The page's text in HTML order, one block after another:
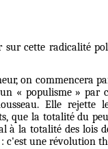
sur cette radicalité
on commencera
un « populisme »
Elle rejette
que la totalité du
à la totalité des lois
c'est une révolution